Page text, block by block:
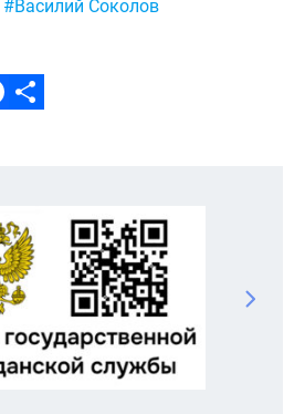
#Василий Соколов